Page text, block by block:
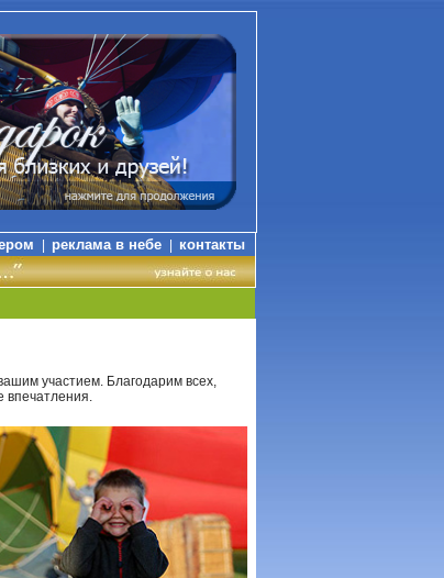
реклама в небе контакты
участием. Благодарим всех,
впечатления.